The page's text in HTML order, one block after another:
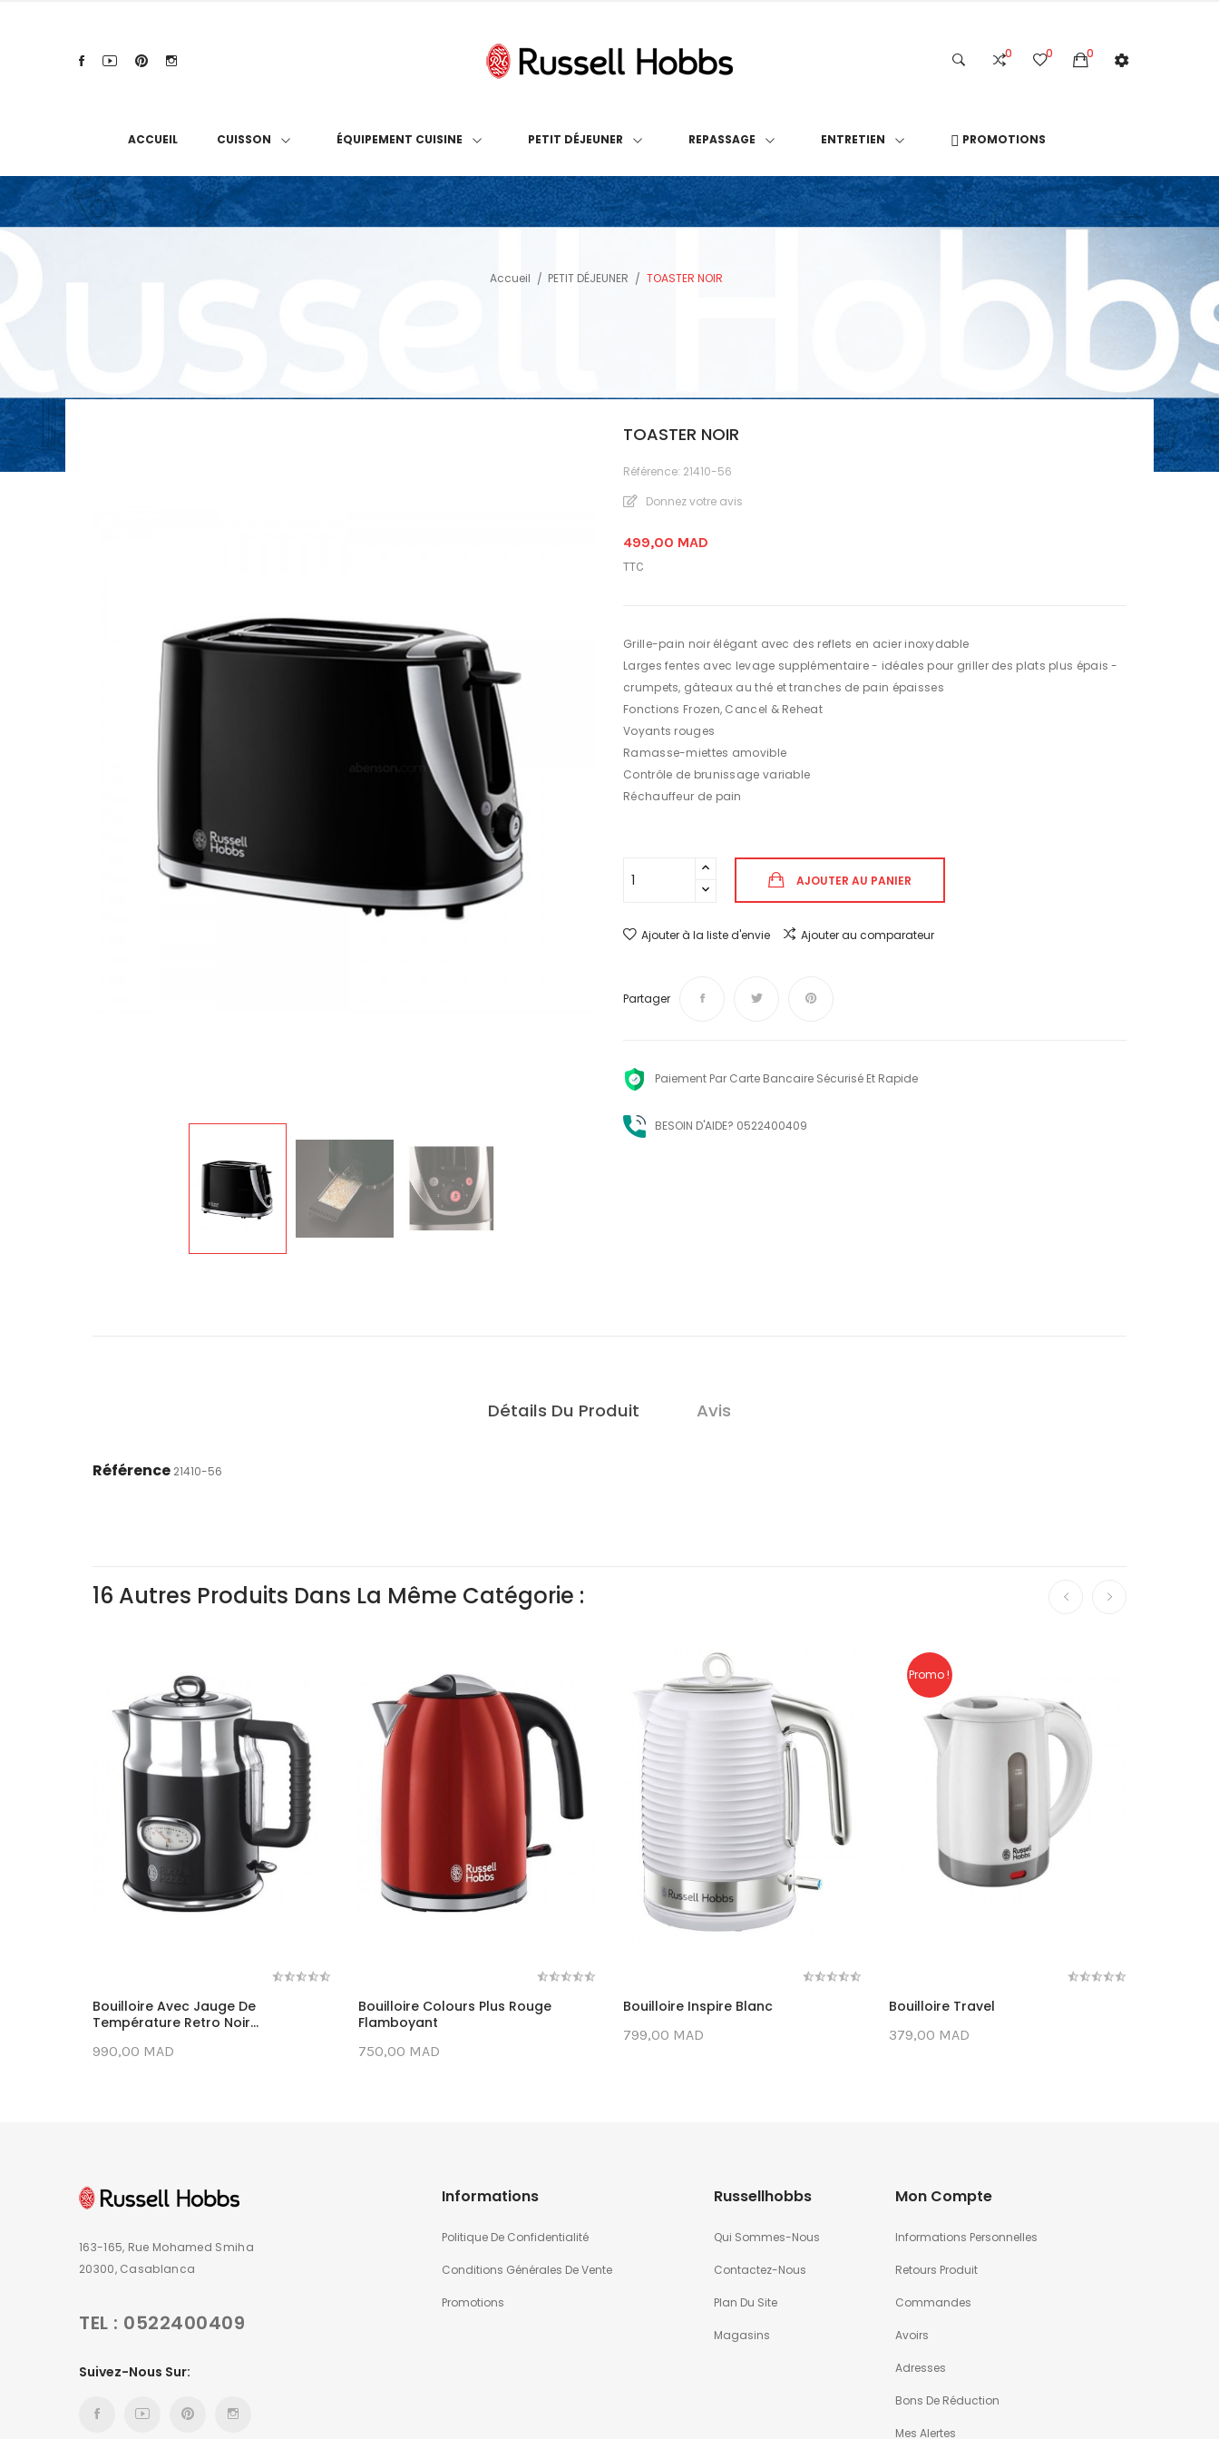
0
0
0
ACCUEIL CUISSON ÉQUIPEMENT CUISINE PETIT DÉJEUNER REPASSAGE ENTRETIEN PROMOTIONS
Accueil PETIT DÉJEUNER TOASTER NOIR
TOASTER NOIR
Référence: 21410-56
Donnez votre avis
499,00 MAD
TTC
Grille-pain noir élégant avec des reflets en acier inoxydable
Larges fentes avec levage supplémentaire - idéales pour griller des plats plus épais -
crumpets, gâteaux au thé et tranches de pain épaisses
Fonctions Frozen, Cancel & Reheat
Voyants rouges
Ramasse-miettes amovible
Contrôle de brunissage variable
Réchauffeur de pain
AJOUTER AU PANIER
Ajouter à la liste d'envie Ajouter au comparateur
Partager
Paiement Par Carte Bancaire Sécurisé Et Rapide
BESOIN D'AIDE? 0522400409
Détails Du Produit Avis
Référence 21410-56
16 Autres Produits Dans La Même Catégorie :
Bouilloire Avec Jauge De
Température Retro Noir...
990,00 MAD
Bouilloire Colours Plus Rouge
Flamboyant
750,00 MAD
Bouilloire Inspire Blanc
799,00 MAD
Promo !
Bouilloire Travel
379,00 MAD
163-165, Rue Mohamed Smiha
20300, Casablanca
TEL : 0522400409
Suivez-Nous Sur:
Informations
Politique De Confidentialité
Conditions Générales De Vente
Promotions
Russellhobbs
Qui Sommes-Nous
Contactez-Nous
Plan Du Site
Magasins
Mon Compte
Informations Personnelles
Retours Produit
Commandes
Avoirs
Adresses
Bons De Réduction
Mes Alertes